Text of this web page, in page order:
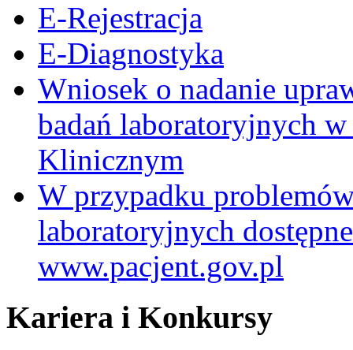
E-Rejestracja
E-Diagnostyka
Wniosek o nadanie
badań laboratoryjnych
Klinicznym
W przypadku
laboratoryjnych
www.pacjent.gov.pl
Kariera i Konkursy